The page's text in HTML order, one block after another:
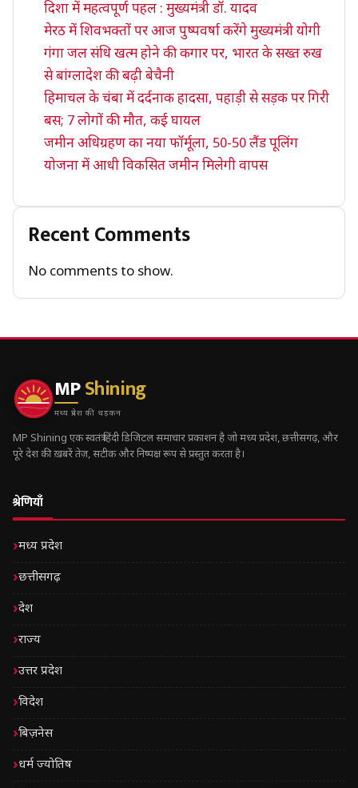
दिशा में महत्वपूर्ण पहल : मुख्यमंत्री डॉ. यादव
मेरठ में शिवभक्तों पर आज पुष्पवर्षा करेंगे मुख्यमंत्री योगी
गंगा जल संधि खत्म होने की कगार पर, भारत के सख्त रुख
से बांग्लादेश की बढ़ी बेचैनी
हिमाचल के चंबा में दर्दनाक हादसा, पहाड़ी से सड़क पर गिरी
बस; 7 लोगों की मौत, कई घायल
जमीन अधिग्रहण का नया फॉर्मूला, 50-50 लैंड पूलिंग
योजना में आधी विकसित जमीन मिलेगी वापस
Recent Comments
No comments to show.
MPShining
मध्य प्रदेश की धड़कन
MP Shining एक स्वतंत्र हिंदी डिजिटल समाचार प्रकाशन है जो मध्य प्रदेश, छत्तीसगढ़, और
पूरे देश की ख़बरें तेज़, सटीक और निष्पक्ष रूप से प्रस्तुत करता है।
श्रेणियाँ
मध्य प्रदेश
छत्तीसगढ़
देश
राज्य
उत्तर प्रदेश
विदेश
बिज़नेस
धर्म ज्योतिष